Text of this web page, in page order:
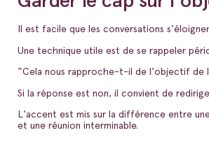
Il est facile que les conversations
Une technique utile est de se rappeler
“Cela nous rapproche-t-il de l'objectif de
Si la réponse est non, il convient de
L'accent est mis sur la différence entre
et une réunion interminable.